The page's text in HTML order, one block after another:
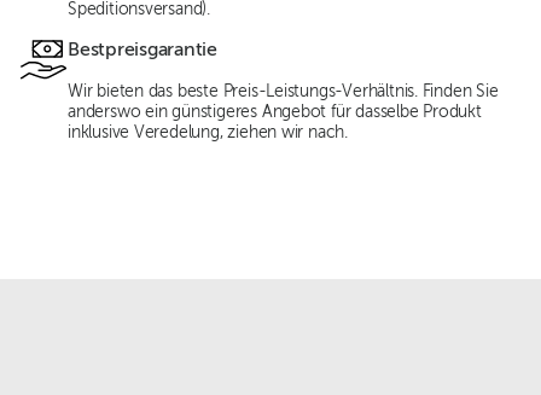
Speditionsversand).
Bestpreisgarantie
Wir bieten das beste Preis-Leistungs-Verhältnis. Finden Sie
anderswo ein günstigeres Angebot für dasselbe Produkt
inklusive Veredelung, ziehen wir nach.